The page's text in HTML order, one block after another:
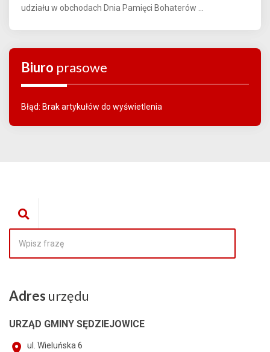
udziału w obchodach Dnia Pamięci Bohaterów ...
Biuro prasowe
Błąd: Brak artykułów do wyświetlenia
Adres urzędu
URZĄD GMINY SĘDZIEJOWICE
ul. Wieluńska 6